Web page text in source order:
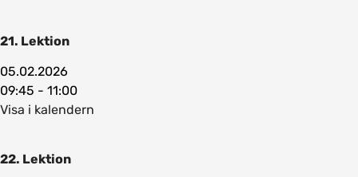
21. Lektion
05.02.2026
09:45 - 11:00
Visa i kalendern
22. Lektion